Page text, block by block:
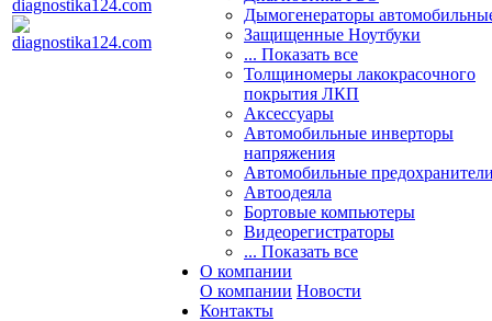
Дымогенераторы
Защищенные Ноутбуки
... Показать все
Толщиномеры лакокрасочного
покрытия ЛКП
Аксессуары
Автомобильные инверторы
напряжения
Автомобильные
Автоодеяла
Бортовые компьютеры
Видеорегистраторы
... Показать все
О компании
О компании Новости
Контакты